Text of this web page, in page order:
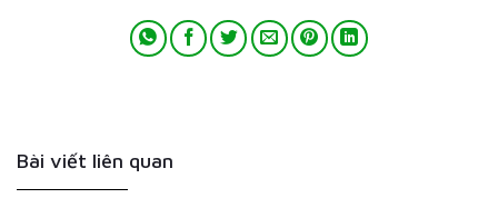
Bài viết liên quan